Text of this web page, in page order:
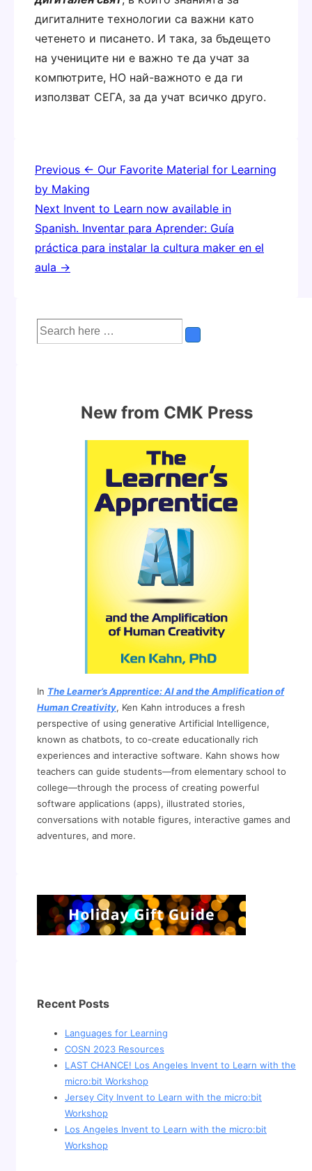
дигиталните технологии са важни като
четенето и писането. И така, за бъдещето
на учениците ни е важно те да учат за
компютрите, НО най-важното е да ги
използват СЕГА, за да учат всичко друго.
Post
navigation
Previous ← Our Favorite Material for Learning
by Making
Next Invent to Learn now available in
Spanish. Inventar para Aprender: Guía
práctica para instalar la cultura maker en el
aula →
Search
for:
New from CMK Press
In The Learner’s Apprentice: AI and the Amplification of
Human Creativity, Ken Kahn introduces a fresh
perspective of using generative Artificial Intelligence,
known as chatbots, to co-create educationally rich
experiences and interactive software. Kahn shows how
teachers can guide students—from elementary school to
college—through the process of creating powerful
software applications (apps), illustrated stories,
conversations with notable figures, interactive games and
adventures, and more.
Recent Posts
Languages for Learning
COSN 2023 Resources
LAST CHANCE! Los Angeles Invent to Learn with the
micro:bit Workshop
Jersey City Invent to Learn with the micro:bit
Workshop
Los Angeles Invent to Learn with the micro:bit
Workshop